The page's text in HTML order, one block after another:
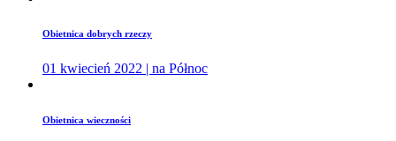
Obietnica dobrych rzeczy
01 kwiecień 2022 | na Północ
Obietnica wieczności